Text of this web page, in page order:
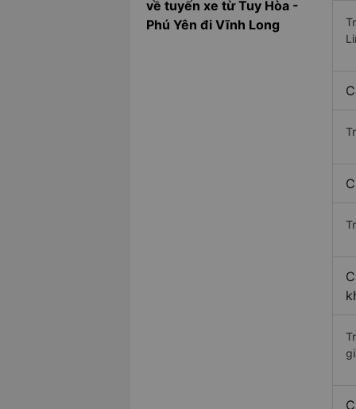
về tuyến xe từ Tuy Hòa -
Phú Yên đi Vĩnh Long